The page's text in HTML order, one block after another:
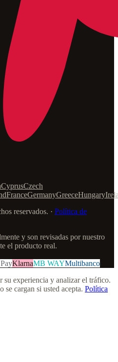
CyprusCzech
FranceGermanyGreeceHungary
reservados. · Política de
y son revisadas por nuestro
el producto real.
KlarnaMB WAYMultibanco
su experiencia y analizar el tráfico.
se cargan si usted acepta. Política